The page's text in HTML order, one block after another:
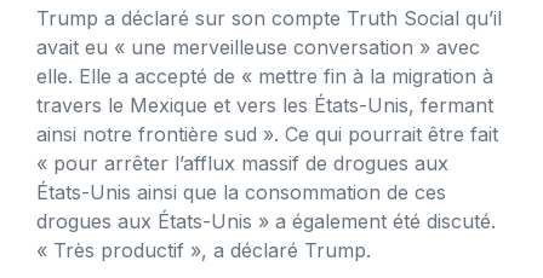
Trump a déclaré sur son compte Truth Social qu’il
avait eu « une merveilleuse conversation » avec
elle. Elle a accepté de « mettre fin à la migration à
travers le Mexique et vers les États-Unis, fermant
ainsi notre frontière sud ». Ce qui pourrait être fait
« pour arrêter l’afflux massif de drogues aux
États-Unis ainsi que la consommation de ces
drogues aux États-Unis » a également été discuté.
« Très productif », a déclaré Trump.